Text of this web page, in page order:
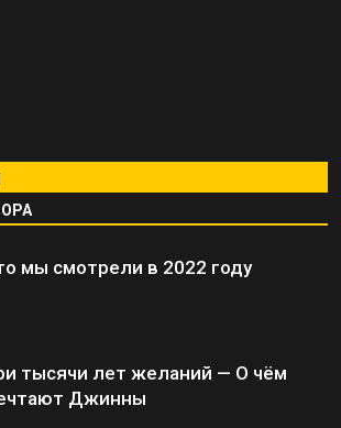
мы смотрели в 2022 году
тысячи лет желаний — О чём
Джинны